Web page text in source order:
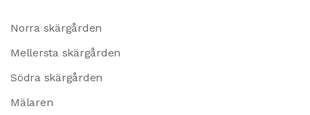
Norra skärgården
Mellersta skärgården
Södra skärgården
Mälaren